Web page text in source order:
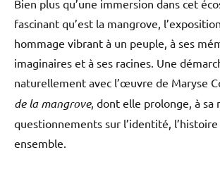
Bien plus qu’une immersion dans cet
fascinant qu’est la mangrove,
hommage vibrant à un peuple, à ses
imaginaires et à ses racines. Une
naturellement avec l’œuvre de Maryse
de la mangrove, dont elle prolonge, à sa
questionnements sur l’identité,
ensemble.